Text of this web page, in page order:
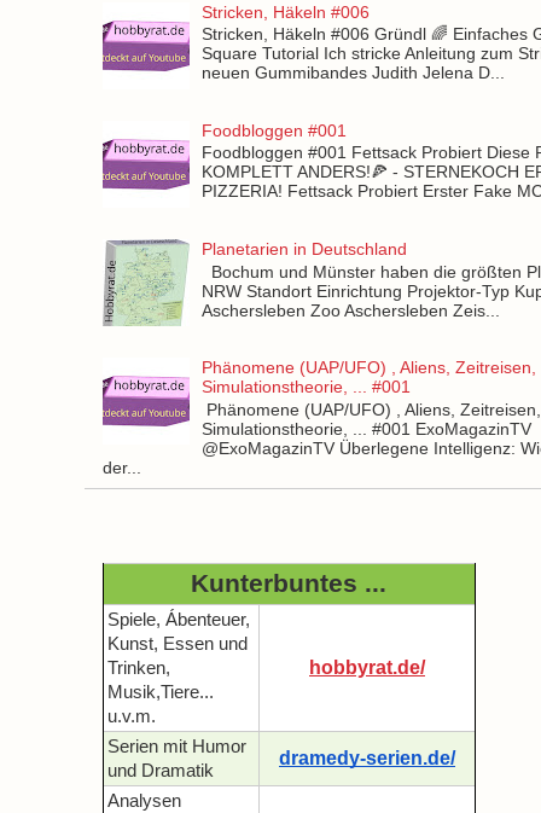
Stricken, Häkeln #006
Stricken, Häkeln #006 Gründl 🌈 Einfaches
Square Tutorial Ich stricke Anleitung zum
neuen Gummibandes Judith Jelena D...
Foodbloggen #001
Foodbloggen #001 Fettsack Probiert Diese
KOMPLETT ANDERS!🍕 - STERNEKOCH
PIZZERIA! Fettsack Probiert Erster Fake
Planetarien in Deutschland
Bochum und Münster haben die größten
NRW Standort Einrichtung Projektor-Typ
Aschersleben Zoo Aschersleben Zeis...
Phänomene (UAP/UFO) , Aliens, Zeitreisen,
Simulationstheorie, ... #001
Phänomene (UAP/UFO) , Aliens, Zeitreisen,
Simulationstheorie, ... #001 ExoMagazinTV
@ExoMagazinTV Überlegene Intelligenz:
der...
Kunterbuntes ...
Spiele, Ábenteuer,
Kunst, Essen und
Trinken,
Musik,Tiere...
u.v.m.
hobbyrat.de/
Serien mit Humor
und Dramatik
dramedy-serien.de/
Analysen